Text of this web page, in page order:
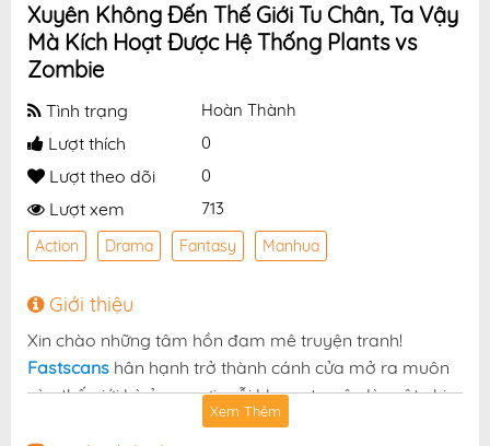
Xuyên Không Đến Thế Giới Tu Chân, Ta Vậy
Mà Kích Hoạt Được Hệ Thống Plants vs
Zombie
Tình trạng Hoàn Thành
Lượt thích 0
Lượt theo dõi 0
Lượt xem 713
Action Drama Fantasy Manhua
Giới thiệu
Xin chào những tâm hồn đam mê truyện tranh!
Fastscans hân hạnh trở thành cánh cửa mở ra muôn
vàn thế giới kỳ ảo — nơi mỗi khung truyện là một nhịp
đập cảm xúc, mỗi chương truyện là một chuyến phiêu
Xem Thêm